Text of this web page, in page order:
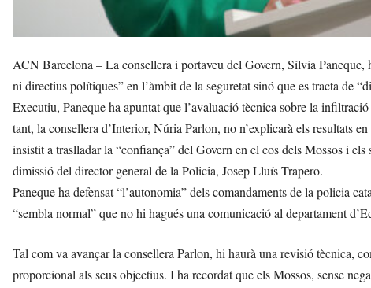
ACN Barcelona – La consellera i portaveu del Govern, Sílvia Paneque,
ni directius polítiques” en l’àmbit de la seguretat sinó que es tracta de
Executiu, Paneque ha apuntat que l’avaluació tècnica sobre la
tant, la consellera d’Interior, Núria Parlon, no n’explicarà els resultats
insistit a traslladar la “confiança” del Govern en el cos dels Mossos i
dimissió del director general de la Policia, Josep Lluís Trapero.
Paneque ha defensat “l’autonomia” dels comandaments de la policia
“sembla normal” que no hi hagués una comunicació al departament
Tal com va avançar la consellera Parlon, hi haurà una revisió tècnica,
proporcional als seus objectius. I ha recordat que els Mossos, sense